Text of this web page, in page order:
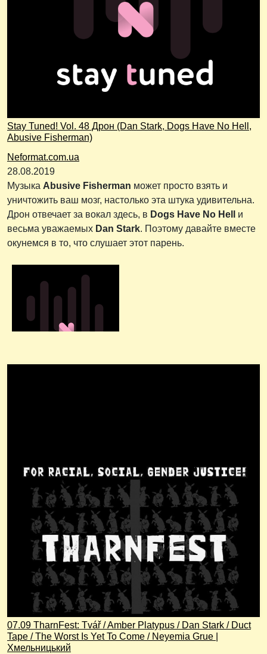
Stay Tuned! Vol. 48 Дрон (Dan Stark, Dogs Have No Hell,
Abusive Fisherman)
Neformat.com.ua
28.08.2019
Музыка Abusive Fisherman может просто взять и
уничтожить ваш мозг, настолько эта штука удивительна.
Дрон отвечает за вокал здесь, в Dogs Have No Hell
и
весьма уважаемых Dan Stark. Поэтому давайте вместе
окунемся в то, что слушает этот парень.
07.09 TharnFest: Tvář / Amber Platypus / Dan Stark / Duct
Tape / The Worst Is Yet To Come / Neyemia Grue |
Хмельницький